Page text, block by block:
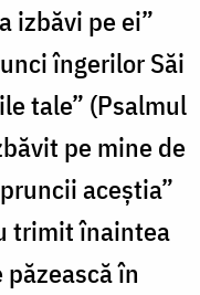
izbăvi pe ei”
îngerilor Săi
tale” (Psalmul
pe mine de
aceştia”
trimit înaintea
în